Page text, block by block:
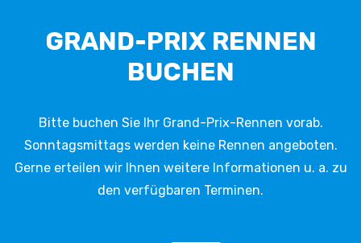
GRAND-PRIX RENNEN
BUCHEN
Bitte buchen Sie Ihr Grand-Prix-Rennen vorab.
Sonntagsmittags werden keine Rennen angeboten.
Gerne erteilen wir Ihnen weitere Informationen u. a. zu
den verfügbaren Terminen.